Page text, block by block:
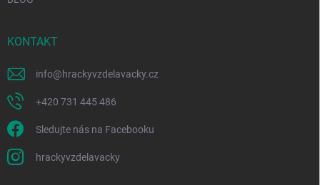
KONTAKT
info@hrackyvzdelavacky.cz
+420 731 445 486
Sledujte nás na Facebooku
hrackyvzdelavacky